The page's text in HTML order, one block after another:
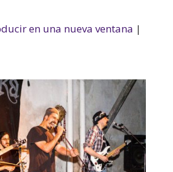
en una nueva ventana |